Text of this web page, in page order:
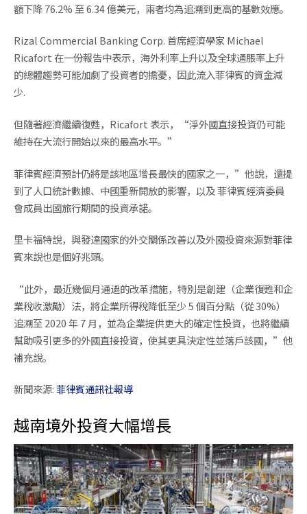
額下降 76.2% 至 6.34 億美元，兩者均為追溯到更高的基數效應。
Rizal Commercial Banking Corp. 首席經濟學家 Michael
Ricafort 在一份報告中表示，海外利率上升以及全球通脹率上升
的總體趨勢可能加劇了投資者的擔憂，因此流入菲律賓的資金減
少.
但隨著經濟繼續復甦，Ricafort 表示，“淨外國直接投資仍可能
維持在大流行開始以來的最高水平。”
菲律賓經濟預計仍將是該地區增長最快的國家之一，”他說，還提
到了人口統計數據、中國重新開放的影響，以及 菲律賓經濟委員
會成員出國旅行期間的投資承諾。
里卡福特說，與發達國家的外交關係改善以及外國投資來源對菲律
賓來說也是個好兆頭。
“此外，最近幾個月通過的改革措施，特別是創建（企業復甦和企
業稅收激勵）法，將企業所得稅降低至少 5 個百分點（從 30%）
追溯至 2020 年 7 月，並為企業提供更大的確定性投資，也將繼續
幫助吸引更多的外國直接投資，使其更具決定性並落戶該國，”他
補充說。
新聞來源:菲律賓通訊社報導
越南境外投資大幅增長